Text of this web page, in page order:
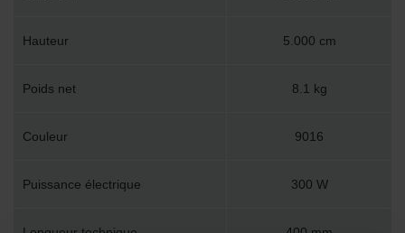
Hauteur 5.000 cm
Poids net 8.1 kg
Couleur 9016
Puissance électrique 300 W